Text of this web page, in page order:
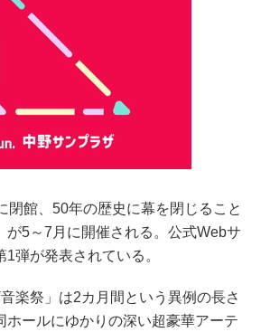
館、50年の歴史に幕を閉じること
5～7月に開催される。公式Webサ
弾が発表されている。
楽祭」は2カ月間という異例の長さ
ールにゆかりの深い超豪華アーテ